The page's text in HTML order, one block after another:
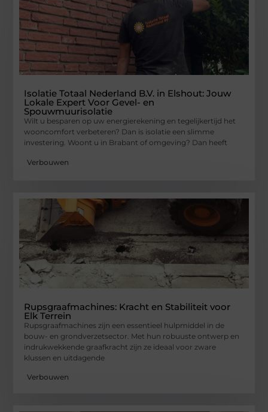
Isolatie Totaal Nederland B.V. in Elshout: Jouw
Lokale Expert Voor Gevel- en
Spouwmuurisolatie
Wilt u besparen op uw energierekening en tegelijkertijd het
wooncomfort verbeteren? Dan is isolatie een slimme
investering. Woont u in Brabant of omgeving? Dan heeft
Verbouwen
Rupsgraafmachines: Kracht en Stabiliteit voor
Elk Terrein
Rupsgraafmachines zijn een essentieel hulpmiddel in de
bouw- en grondverzetsector. Met hun robuuste ontwerp en
indrukwekkende graafkracht zijn ze ideaal voor zware
klussen en uitdagende
Verbouwen